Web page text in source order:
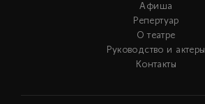
Афиша
Репертуар
О театре
Руководство и актеры
Контакты